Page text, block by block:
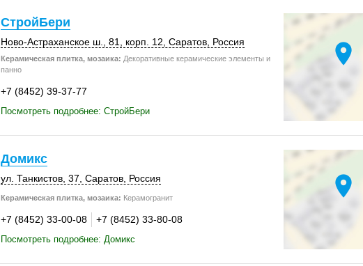
СтройБери
Ново-Астраханское ш., 81, корп. 12 Саратов, Россия
Керамическая плитка, мозаика: Декоративные керамические элементы и
панно
+7 (8452) 39-37-77
Посмотреть подробнее: СтройБери
location_on
Домикс
ул. Танкистов, 37 Саратов, Россия
Керамическая плитка, мозаика: Керамогранит
+7 (8452) 33-00-08 +7 (8452) 33-80-08
Посмотреть подробнее: Домикс
location_on